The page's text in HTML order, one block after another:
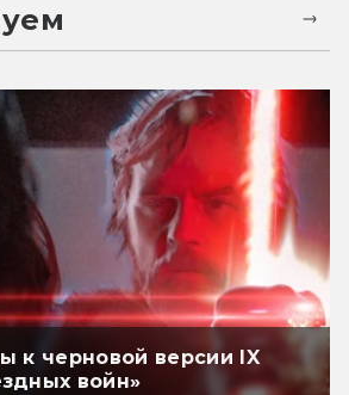
к черновой версии IX
войн»